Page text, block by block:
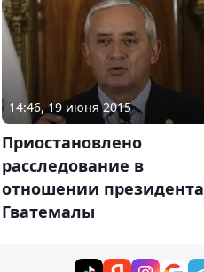
14:46, 19 июня 2015
Приостановлено
расследование в
отношении президента
Гватемалы